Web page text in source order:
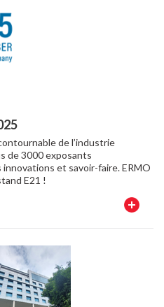
de l’industrie
de 3000 exposants
et savoir-faire. ERMO
E21 !